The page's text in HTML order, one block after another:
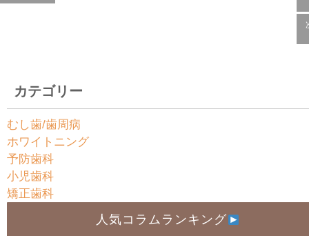
カテゴリー
むし歯/歯周病
ホワイトニング
予防歯科
小児歯科
矯正歯科
人気コラムランキング